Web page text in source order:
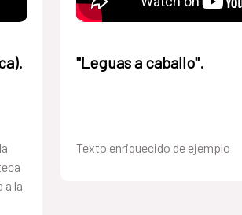
a la
"Leguas a caballo".
Texto enriquecido de ejemplo